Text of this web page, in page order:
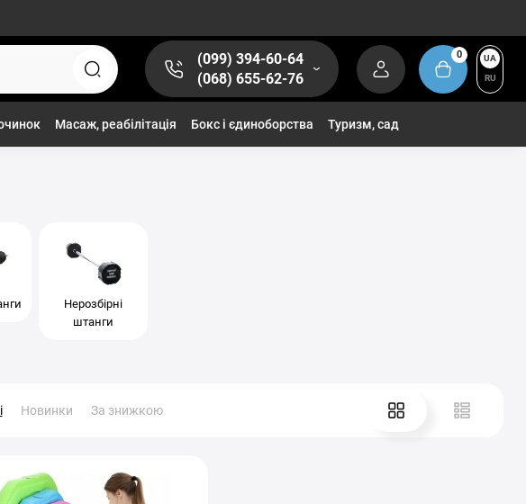
(099) 394-60-64
(068) 655-62-76
0
UA
RU
Масаж, реабілітація Бокс і єдиноборства Туризм, сад
Нерозбірні
штанги
Новинки За знижкою